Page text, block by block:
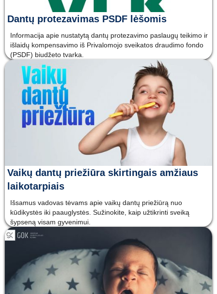
Dantų protezavimas PSDF lėšomis
Informacija apie nustatytą dantų protezavimo paslaugų teikimo ir
išlaidų kompensavimo iš Privalomojo sveikatos draudimo fondo
(PSDF) biudžeto tvarka.
Vaikų dantų priežiūra skirtingais amžiaus
laikotarpiais
Išsamus vadovas tėvams apie vaikų dantų priežiūrą nuo
kūdikystės iki paauglystės. Sužinokite, kaip užtikrinti sveiką
šypseną visam gyvenimui.